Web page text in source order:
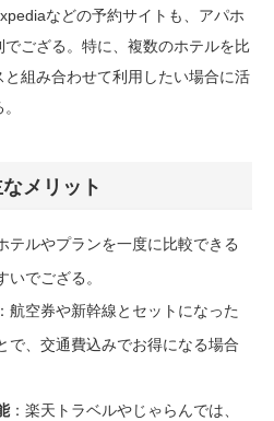
などの予約サイトも、アパホ
ござる。特に、複数のホテルを比
組み合わせて利用したい場合に活
メリット
テルやプランを一度に比較できる
でござる。
：航空券や新幹線とセットになった
で、交通費込みでお得になる場合
：楽天トラベルやじゃらんでは、